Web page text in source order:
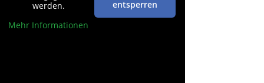
werden.
Mehr Informationen
entsperren